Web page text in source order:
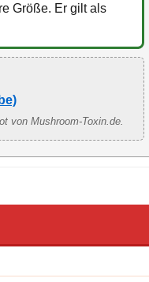
Größe. Er gilt als
von Mushroom-Toxin.de.